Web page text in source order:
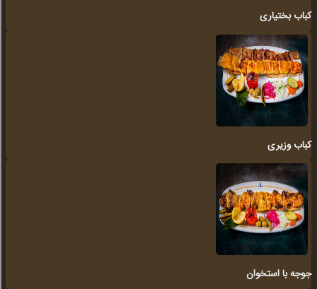
کباب بختیاری
کباب وزیری
جوجه با استخوان